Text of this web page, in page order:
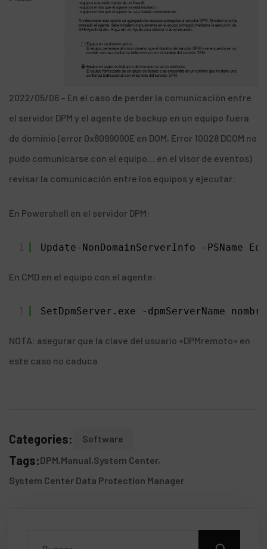
2022/05/06 – En el caso de perder la comunicación entre
el servidor DPM y el agente de backup en un equipo fuera
de dominio (error 0x8099090E en DOM, Error 10028 DCOM no
pudo comunicarse con el equipo… en el visor de eventos)
revisar la comunicación entre los equipos y ejecutar:
En Powershell en el servidor DPM:
1 Update-NonDomainServerInfo -PSName
En CMD en el equipo con el agente:
1 SetDpmServer.exe -dpmServerName
NOTA: asegurar que la clave del usuario «DPMremoto» en
este caso no caduca
Categories: Software
Tags:DPM Manual System Center
System Center Data Protection Manager